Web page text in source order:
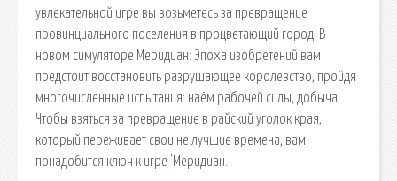
увлекательной игре вы возьметесь за превращение
провинциального поселения в процветающий город. В
новом симуляторе Меридиан: Эпоха изобретений вам
предстоит восстановить разрушающее королевство, пройдя
многочисленные испытания: наём рабочей силы, добыча.
Чтобы взяться за превращение в райский уголок края,
который переживает свои не лучшие времена, вам
понадобится ключ к игре 'Меридиан.